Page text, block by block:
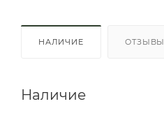
НАЛИЧИЕ ОТЗЫВЫ
Наличие